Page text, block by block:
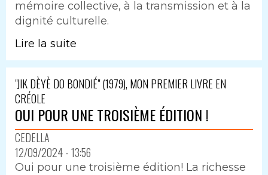
mémoire collective, à la transmission et à la
dignité culturelle.
Lire la suite
"JIK DÈYÈ DO BONDIÉ" (1979), MON PREMIER LIVRE EN
CRÉOLE
OUI POUR UNE TROISIÈME ÉDITION !
CEDELLA
12/09/2024 - 13:56
Oui pour une troisième édition! La richesse